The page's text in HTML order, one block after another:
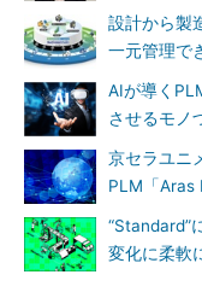
設計から製
一元管理で
AIが導く
させるモノ
京セラユニ
PLM「Aras
“Standard”
変化に柔軟